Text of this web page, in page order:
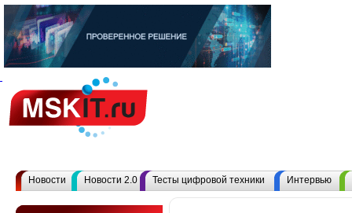
Новости Новости 2.0 Тесты цифровой техники Интервью